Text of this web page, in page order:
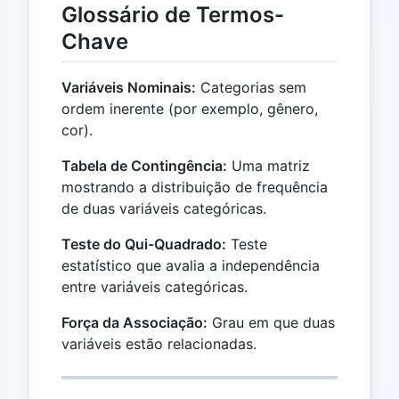
Glossário de Termos-
Chave
Variáveis Nominais: Categorias sem
ordem inerente (por exemplo, gênero,
cor).
Tabela de Contingência: Uma matriz
mostrando a distribuição de frequência
de duas variáveis categóricas.
Teste do Qui-Quadrado: Teste
estatístico que avalia a independência
entre variáveis categóricas.
Força da Associação: Grau em que duas
variáveis estão relacionadas.